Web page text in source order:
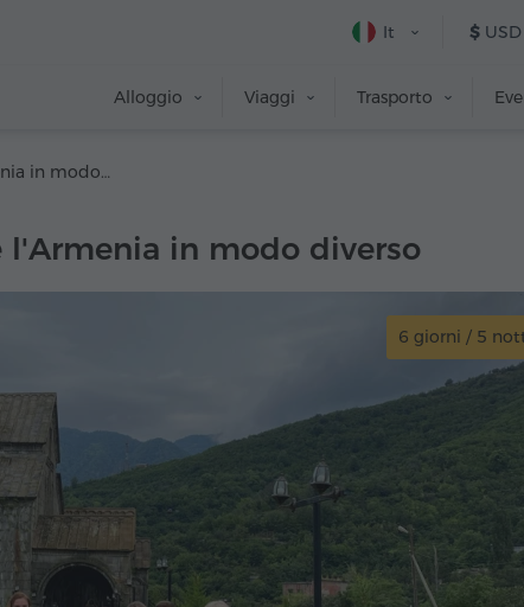
$ USD
It
Alloggio Viaggi Trasporto
Scoprite l'Armenia in modo diverso
l'Armenia in modo diverso
6 giorni / 5